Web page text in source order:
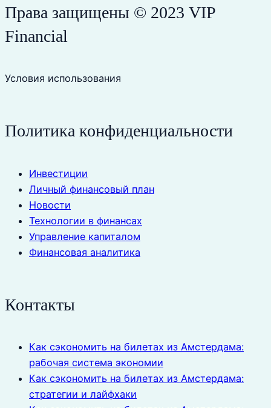
Права защищены © 2023 VIP
Financial
Условия использования
Политика конфиденциальности
Инвестиции
Личный финансовый план
Новости
Технологии в финансах
Управление капиталом
Финансовая аналитика
Контакты
Как сэкономить на билетах из Амстердама:
рабочая система экономии
Как сэкономить на билетах из Амстердама:
стратегии и лайфхаки